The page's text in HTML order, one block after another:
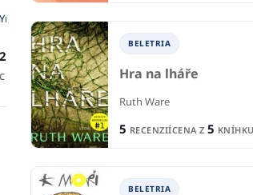
Yrsa Sigurðardóttir
2 RECENZIE
CENA Z2KNÍHKUPECTIEV
CENA Z
BELETRIA
Hra na lháře
Ruth Ware
5 RECENZIÍCENA Z 5
BELETRIA